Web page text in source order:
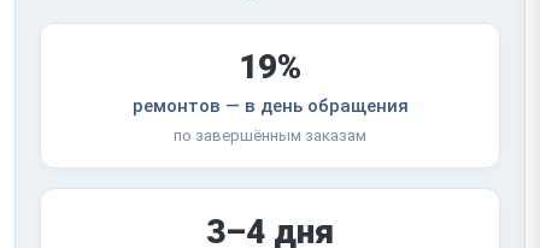
19%
ремонтов — в день обращения
по завершённым заказам
3–4 дня